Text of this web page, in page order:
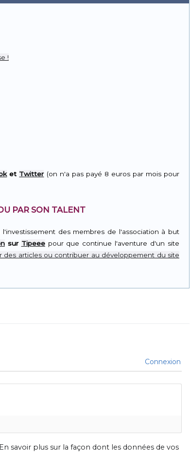
!
et Twitter(on n'a pas payé 8 euros par mois pour
PAR SON TALENT
des membres de l'association à but
sur Tipeeepour que continue l'aventure d'un site
des articles ou contribuer au développement du site
Connexion
En savoir plus sur la façon dont les données de vos